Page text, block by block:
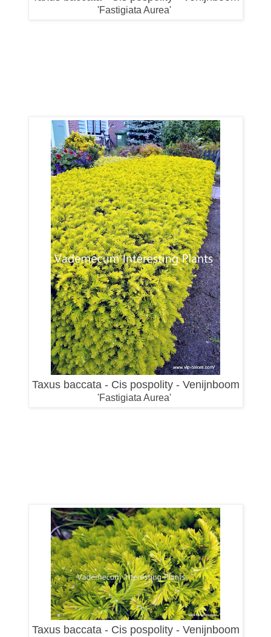
'Fastigiata Aurea'
Taxus baccata - Cis pospolity - Venijnboom
'Fastigiata Aurea'
Taxus baccata - Cis pospolity - Venijnboom